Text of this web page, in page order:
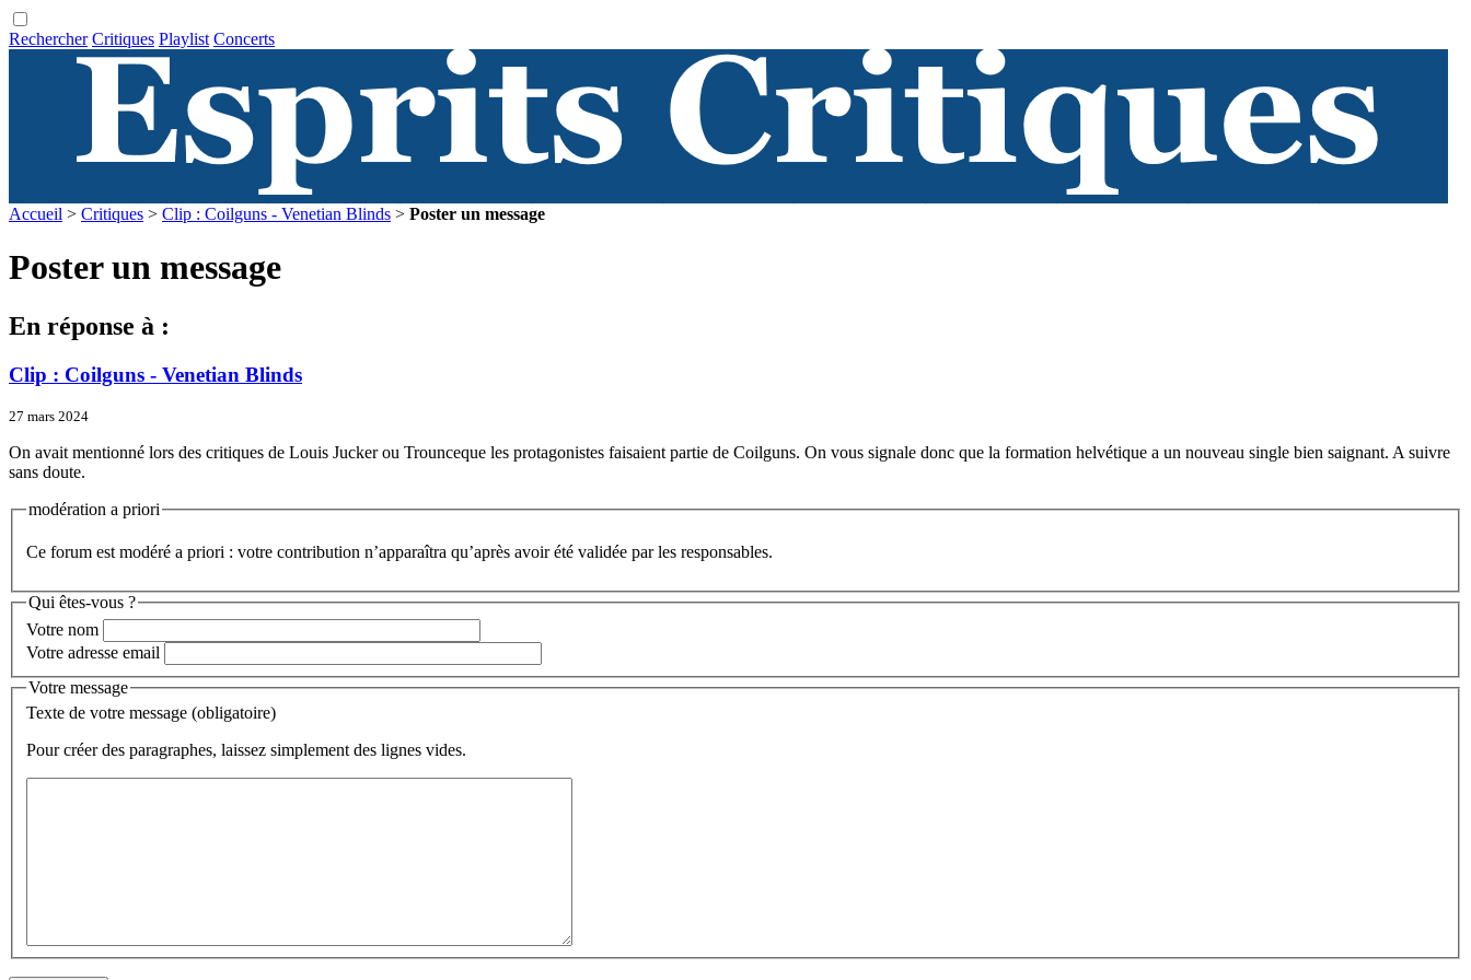
Rechercher Critiques Playlist Concerts
Accueil > Critiques > Clip : Coilguns - Venetian Blinds > Poster un message
Poster un message
En réponse à :
Clip : Coilguns - Venetian Blinds
27 mars 2024
On avait mentionné lors des critiques de Louis Jucker ou Trounceque les protagonistes faisaient partie de Coilguns. On vous signale donc que la formation helvétique a un nouveau single bien saignant. A suivre
sans doute.
modération a priori
Ce forum est modéré a priori : votre contribution n’apparaîtra qu’après avoir été validée par les responsables.
Qui êtes-vous ?
Votre nom
Votre adresse email
Votre message
Texte de votre message (obligatoire)
Pour créer des paragraphes, laissez simplement des lignes vides.